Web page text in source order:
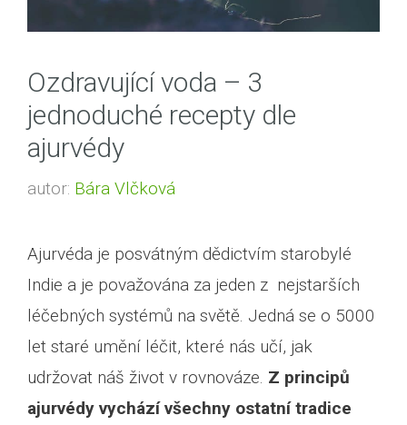
Ozdravující voda – 3
jednoduché recepty dle
ajurvédy
autor: Bára Vlčková
Ajurvéda je posvátným dědictvím starobylé
Indie a je považována za jeden z nejstarších
léčebných systémů na světě. Jedná se o 5000
let staré umění léčit, které nás učí, jak
udržovat náš život v rovnováze. Z principů
ajurvédy vychází všechny ostatní tradice